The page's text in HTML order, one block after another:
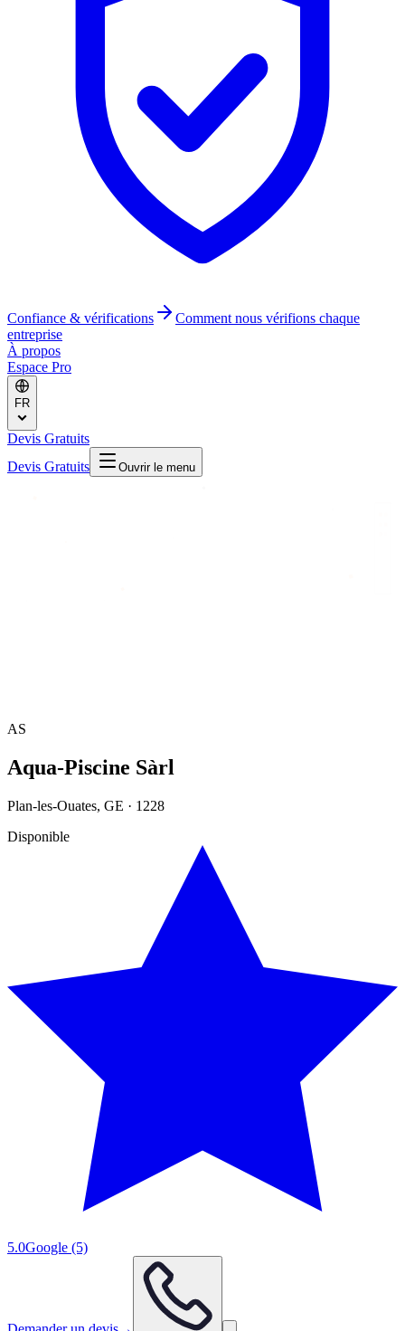
Confiance & vérifications
Comment nous vérifions chaque
entreprise
À propos
Espace Pro
FR
Devis Gratuits
Devis Gratuits
Ouvrir le menu
AS
Aqua-Piscine Sàrl
Plan-les-Ouates, GE · 1228
Disponible
5.0Google (5)